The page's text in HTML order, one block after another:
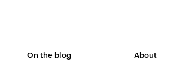
On the blog About